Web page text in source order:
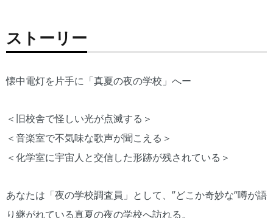
ストーリー
懐中電灯を片手に「真夏の夜の学校」へー
＜旧校舎で怪しい光が点滅する＞
＜音楽室で不気味な歌声が聞こえる＞
＜化学室に宇宙人と交信した形跡が残されている＞
あなたは「夜の学校調査員」として、”どこか奇妙な”噂が語
り継がれている真夏の夜の学校へ訪れる。